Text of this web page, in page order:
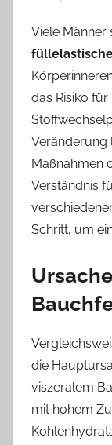
Viele Männer
das Risiko
Veränderung
Maßnahmen
Verständnis
Schritt, um
die
viszeralem
mit hohem